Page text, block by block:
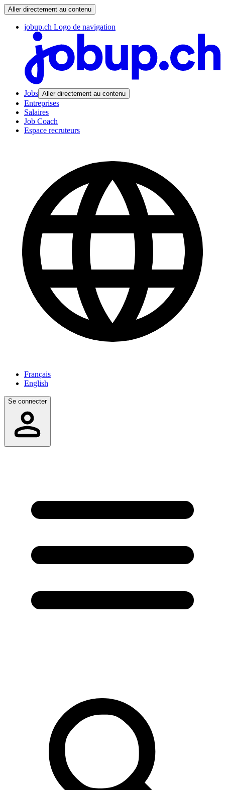
Aller directement au contenu
jobup.ch Logo de navigation
Jobs Aller directement au contenu
Entreprises
Salaires
Job Coach
Espace recruteurs
Français
English
Se connecter